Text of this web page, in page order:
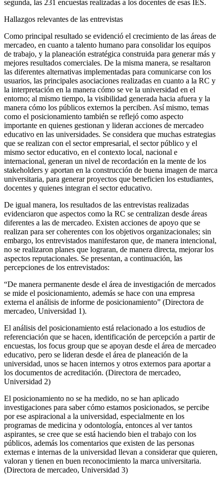
segunda, las 231 encuestas realizadas a los docentes de esas IES.
Hallazgos relevantes de las entrevistas
Como principal resultado se evidenció el crecimiento de las áreas de
mercadeo, en cuanto a talento humano para consolidar los equipos
de trabajo, y la planeación estratégica construida para generar más y
mejores resultados comerciales. De la misma manera, se resaltaron
las diferentes alternativas implementadas para comunicarse con los
usuarios, las principales asociaciones realizadas en cuanto a la RC y
la interpretación en la manera cómo se ve la universidad en el
entorno; al mismo tiempo, la visibilidad generada hacia afuera y la
manera cómo los públicos externos la perciben. Así mismo, temas
como el posicionamiento también se reflejó como aspecto
importante en quienes gestionan y lideran acciones de mercadeo
educativo en las universidades. Se considera que muchas estrategias
que se realizan con el sector empresarial, el sector público y el
mismo sector educativo, en el contexto local, nacional e
internacional, generan un nivel de recordación en la mente de los
stakeholders y aportan en la construcción de buena imagen de marca
universitaria, para generar proyectos que beneficien los estudiantes,
docentes y quienes integran el sector educativo.
De igual manera, los resultados de las entrevistas realizadas
evidenciaron que aspectos como la RC se centralizan desde áreas
diferentes a las de mercadeo. Existen acciones de apoyo que se
realizan para ser coherentes con los objetivos organizacionales; sin
embargo, los entrevistados manifestaron que, de manera intencional,
no se realizaron planes que lograran, de manera directa, mejorar los
aspectos reputacionales. Se presentan, a continuación, las
percepciones de los entrevistados:
“De manera permanente desde el área de investigación de mercados
se mide el posicionamiento, además se hace con una empresa
externa el análisis de informe de posicionamiento” (Directora de
mercadeo, Universidad 1).
El análisis del posicionamiento está relacionado a los estudios de
referenciación que se hacen, identificación de percepción a partir de
encuestas, los focus group que se apoyan desde el área de mercadeo
educativo, pero se lideran desde el área de planeación de la
universidad, unos se hacen internos y otros externos para aportar a
los documentos de acreditación. (Directora de mercadeo,
Universidad 2)
El posicionamiento no se ha medido, no se han aplicado
investigaciones para saber cómo estamos posicionados, se percibe
por ese aspiracional a la universidad, especialmente en los
programas de medicina y odontología, entonces al ver tantos
aspirantes, se cree que se está haciendo bien el trabajo con los
públicos, además los comentarios que existen de las personas
externas e internas de la universidad llevan a considerar que quieren,
valoran y tienen en buen reconocimiento la marca universitaria.
(Directora de mercadeo, Universidad 3)